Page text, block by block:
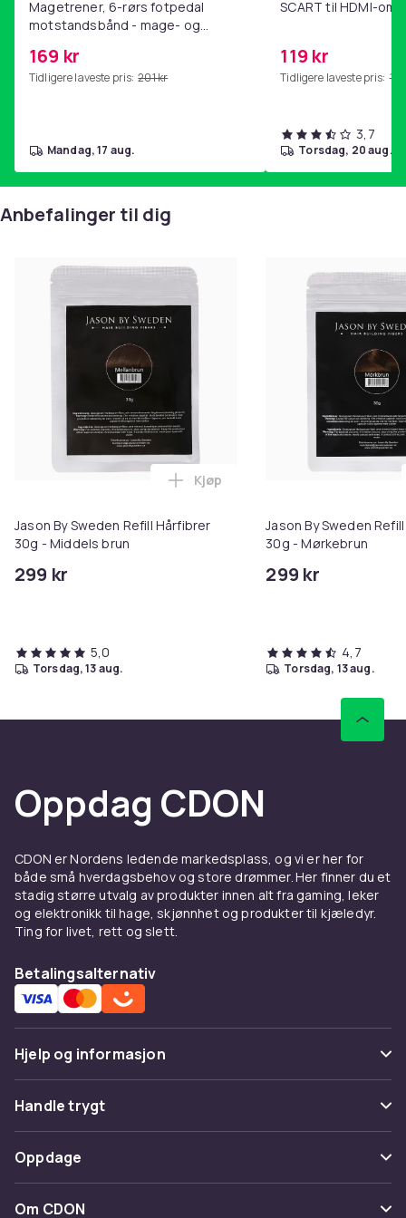
Magetrener, 6-rørs fotpedal
motstandsbånd - mage- og
hjemmegymnastikk Pink
169 kr
Tidligere laveste pris: 201 kr
mandag, 17 aug.
SCART til HDMI-
119 kr
Tidligere laveste pris:
3,7
torsdag, 20 aug.
Anbefalinger til dig
Jason By Sweden Refill Hårfibrer
30g - Middels brun
299 kr
Legg Jason By Sweden Refill
Kjøp
5,0
torsdag, 13 aug.
Jason By Sweden
30g - Mørkebrun
299 kr
4,7
torsdag, 13 aug.
Oppdag CDON
CDON er Nordens ledende markedsplass, og vi er her for
både små hverdagsbehov og store drømmer. Her finner du et
stadig større utvalg av produkter innen alt fra gaming, leker
og elektronikk til hage, skjønnhet og produkter til kjæledyr.
Ting for livet, rett og slett.
Betalingsalternativ
Hjelp og informasjon
Vanlige spørsmål
Spor pakke
Angre & returner her
Kontakt oss
Handle trygt
Betaling
Levering
Oppdage
Kategorier
Om CDON